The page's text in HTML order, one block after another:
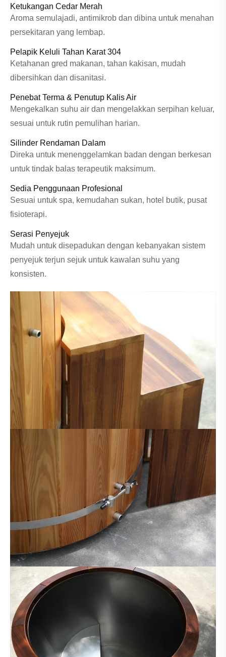
Ketukangan Cedar Merah
Aroma semulajadi, antimikrob dan dibina untuk menahan
persekitaran yang lembap.
Pelapik Keluli Tahan Karat 304
Ketahanan gred makanan, tahan kakisan, mudah
dibersihkan dan disanitasi.
Penebat Terma & Penutup Kalis Air
Mengekalkan suhu air dan mengelakkan serpihan keluar,
sesuai untuk rutin pemulihan harian.
Silinder Rendaman Dalam
Direka untuk menenggelamkan badan dengan berkesan
untuk tindak balas terapeutik maksimum.
Sedia Penggunaan Profesional
Sesuai untuk spa, kemudahan sukan, hotel butik, pusat
fisioterapi.
Serasi Penyejuk
Mudah untuk disepadukan dengan kebanyakan sistem
penyejuk terjun sejuk untuk kawalan suhu yang
konsisten.